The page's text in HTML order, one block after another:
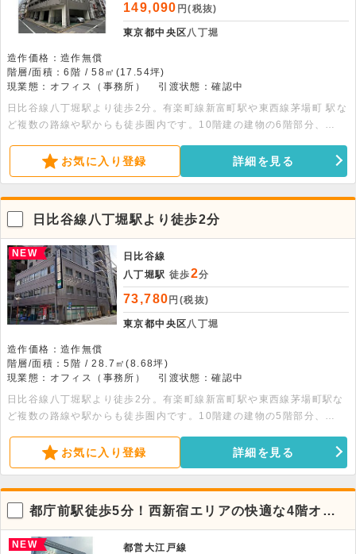
149,090 円(税抜)
東京都中央区八丁堀
造作価格：造作無償
階層/面積：6階 / 58㎡(17.54坪)
現業態：オフィス（事務所）
引渡状態：確認中
日比谷線八丁堀駅より徒歩2分。有楽町線新富町駅や東西線茅場町 駅な
ど複数の路線や駅からも徒歩圏内です。10階建の建物の6階部分、
別空調・夜間オートロック・トイレ完備です。
お気に入り登録 詳細を見る
日比谷線八丁堀駅より徒歩2分
NEW
日比谷線
八丁堀駅 徒歩2分
73,780 円(税抜)
東京都中央区八丁堀
造作価格：造作無償
階層/面積：5階 / 28.7㎡(8.68坪)
現業態：オフィス（事務所）
引渡状態：確認中
日比谷線八丁堀駅より徒歩2分。有楽町線新富町駅や東西線茅場町駅な
ど複数の路線や駅からも徒歩圏内です。10階建の建物の5階部分、
間オートロック・トイレ完備です。
お気に入り登録 詳細を見る
都庁前駅徒歩5分！西新宿エリアの快適な4階オフ
ィス貸事務所
NEW
都営大江戸線